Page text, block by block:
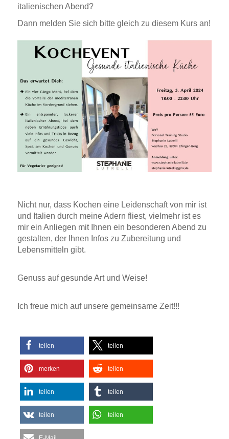
italienischen Abend?
Dann melden Sie sich bitte gleich zu diesem Kurs an!
Nicht nur, dass Kochen eine Leidenschaft von mir ist
und Italien durch meine Adern fliest, vielmehr ist es
mir ein Anliegen mit Ihnen ein besonderen Abend zu
gestalten, der Ihnen Infos zu Zubereitung und
Lebensmitteln gibt.
Genuss auf gesunde Art und Weise!
Ich freue mich auf unsere gemeinsame Zeit!!!
teilen teilen
merken teilen
teilen teilen
teilen teilen